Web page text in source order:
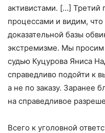
активистами. […] Третий
процессами и видим,
доказательной базы
экстремизме. Мы просим
судью Куцурова Яниса
справедливо подойти к
а не по заказу. Заранее
на справедливое
Всего к уголовной